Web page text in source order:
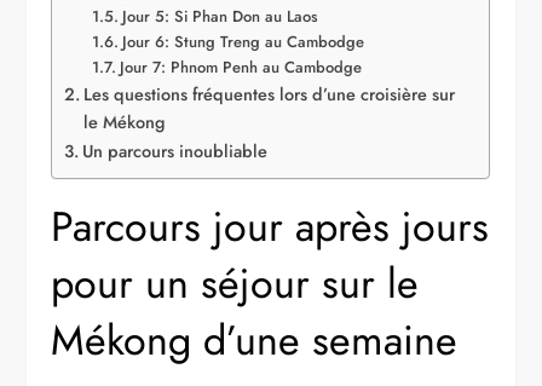
Jour 5: Si Phan Don au Laos
Jour 6: Stung Treng au Cambodge
Jour 7: Phnom Penh au Cambodge
Les questions fréquentes lors d’une croisière sur
le Mékong
Un parcours inoubliable
Parcours jour après jours
pour un séjour sur le
Mékong d’une semaine